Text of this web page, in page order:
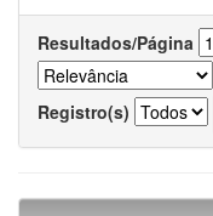
Resultados/Página
Registro(s)